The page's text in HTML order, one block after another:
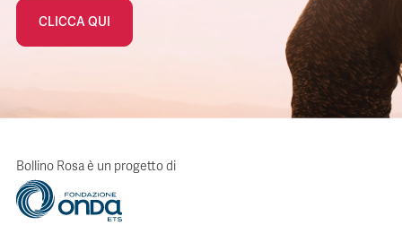
CLICCA QUI
Bollino Rosa è un progetto di